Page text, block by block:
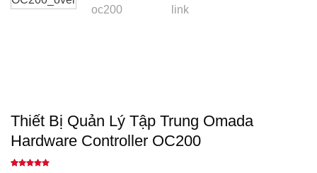
Thiết Bị Quản Lý Tập Trung Omada
Hardware Controller OC200